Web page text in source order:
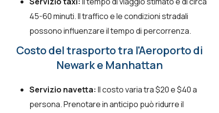
45-60 minuti. Il traffico e le condizioni stradali
possono influenzare il tempo di percorrenza.
Costo del trasporto tra l'Aeroporto di
Newark e Manhattan
Servizio navetta: Il costo varia tra $20 e $40 a
persona. Prenotare in anticipo può ridurre il